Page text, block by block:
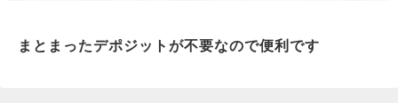
まとまったデポジットが不要なので便利です